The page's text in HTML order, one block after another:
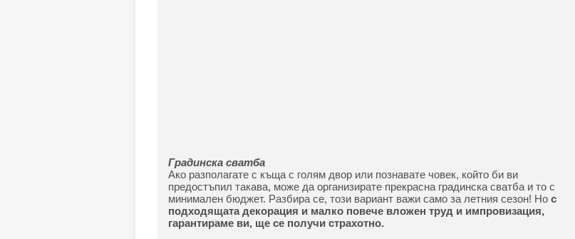
Градинска сватба
Ако разполагате с къща с голям двор или познавате човек, който би ви
предостъпил такава, може да организирате прекрасна градинска сватба и то с
минимален бюджет. Разбира се, този вариант важи само за летния сезон! Но с
подходящата декорация и малко повече вложен труд и импровизация,
гарантираме ви, ще се получи страхотно.